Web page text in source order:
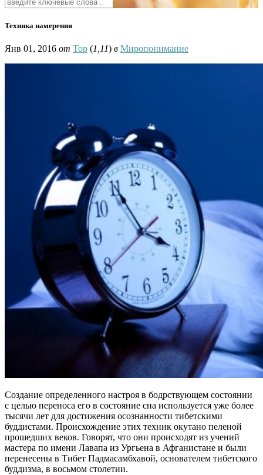
Техника намерения
Янв 01, 2016 от Тор (1,11) в Миропонимание
Создание определенного настроя в бодрствующем состоянии
с целью переноса его в состояние сна используется уже более
тысячи лет для достижения осознанности тибетскими
буддистами. Происхождение этих техник окутано пеленой
прошедших веков. Говорят, что они происходят из учений
мастера по имени Лавапа из Ургьена в Афганистане и были
перенесены в Тибет Падмасамбхавой, основателем тибетского
буддизма, в восьмом столетии.